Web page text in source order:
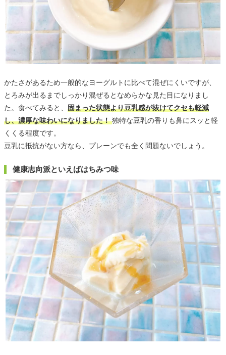
かたさがあるため一般的なヨーグルトに比べて混ぜにくいですが、
とろみが出るまでしっかり混ぜるとなめらかな見た目になりまし
た。食べてみると、 固まった状態より豆乳感が抜けてクセも軽減
し、濃厚な味わいになりました！独特な豆乳の香りも鼻にスッと軽
くくる程度です。
豆乳に抵抗がない方なら、プレーンでも全く問題ないでしょう。
健康志向派といえばはちみつ味